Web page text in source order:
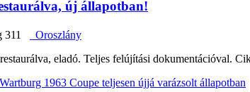
új állapotban!
311
Oroszlány
eladó. Teljes felújítási dokumentációval.